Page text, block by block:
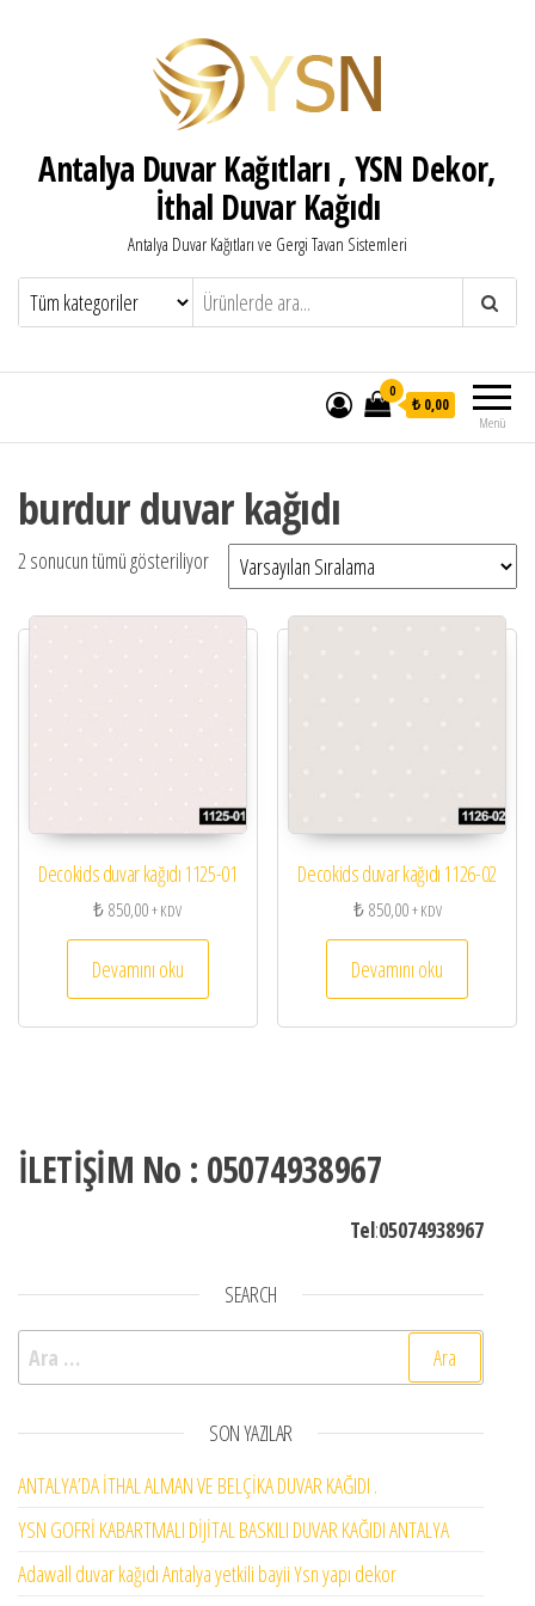
Antalya Duvar Kağıtları , YSN Dekor,
İthal Duvar Kağıdı
Antalya Duvar Kağıtları ve Gergi Tavan Sistemleri
Menü
0
₺ 0,00
burdur duvar kağıdı
2 sonucun tümü gösteriliyor
Decokids duvar kağıdı 1125-01
₺850,00+ KDV
Devamını oku
Decokids duvar kağıdı 1126-02
₺850,00+ KDV
Devamını oku
İLETİŞİM No : 05074938967
Tel:05074938967
SEARCH
Arama:
SON YAZILAR
ANTALYA’DA İTHAL ALMAN VE BELÇİKA DUVAR KAĞIDI .
YSN GOFRİ KABARTMALI DİJİTAL BASKILI DUVAR KAĞIDI ANTALYA
Adawall duvar kağıdı Antalya yetkili bayii Ysn yapı dekor